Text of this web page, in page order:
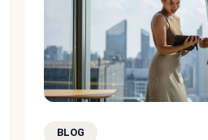
BLOG